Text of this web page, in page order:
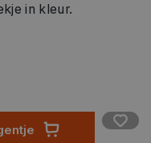
in kleur.